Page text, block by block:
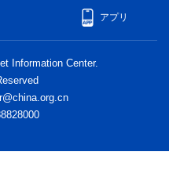
アプリ
Information Center.